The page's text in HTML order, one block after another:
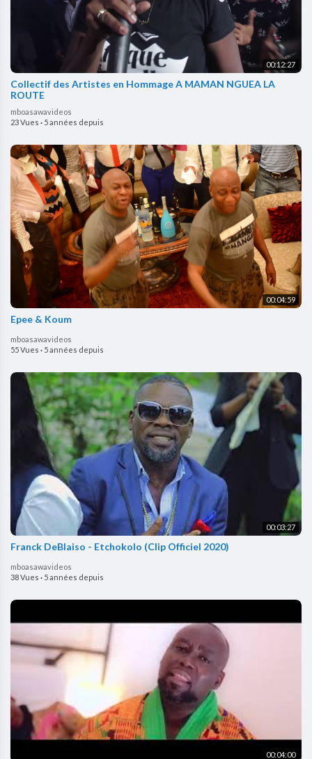
00:12:27
Collectif des Artistes en Hommage A MAMAN NGUEA LA
ROUTE
mboasawavideos
23 Vues · 5 années depuis
00:04:59
Epee & Koum
mboasawavideos
55 Vues · 5 années depuis
00:03:27
Franck DeBlaiso - Etchokolo (Clip Officiel 2020)
mboasawavideos
38 Vues · 5 années depuis
00:04:00